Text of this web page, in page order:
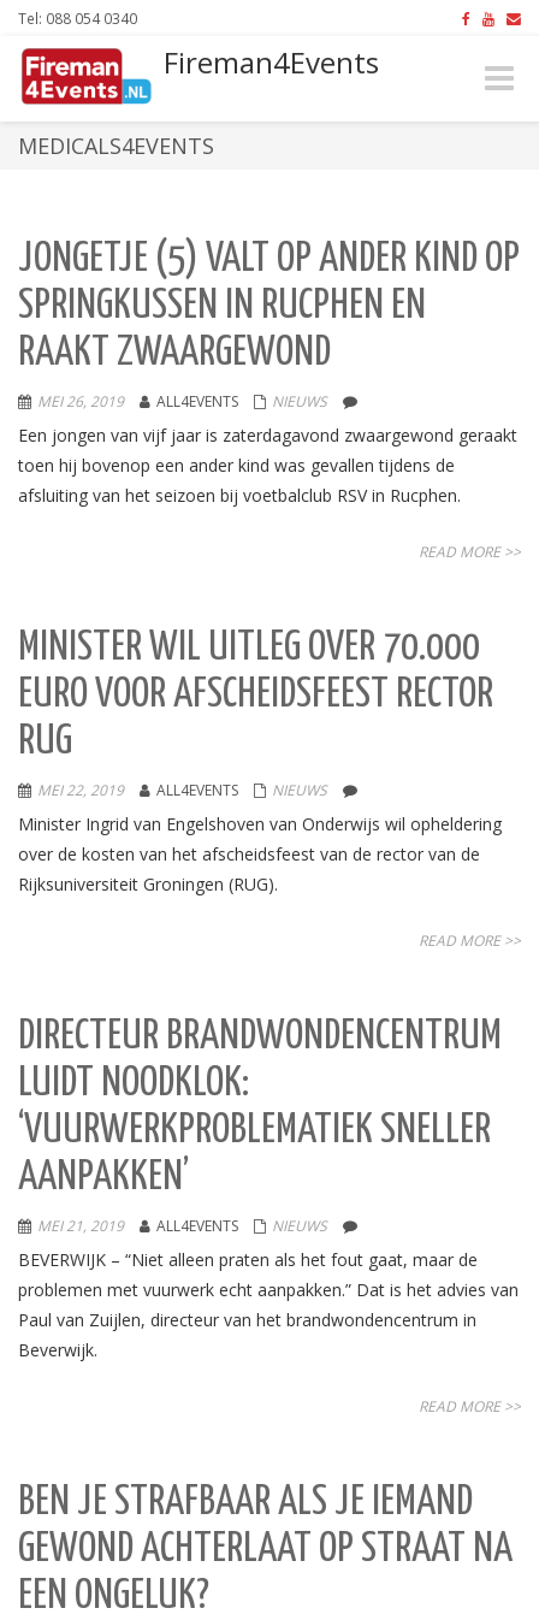
Tel: 088 054 0340
Fireman4Events
Toggle
MEDICALS4EVENTS
JONGETJE (5) VALT OP ANDER KIND OP
SPRINGKUSSEN IN RUCPHEN EN
RAAKT ZWAARGEWOND
MEI 26, 2019 ALL4EVENTS NIEUWS
Een jongen van vijf jaar is zaterdagavond zwaargewond geraakt
toen hij bovenop een ander kind was gevallen tijdens de
afsluiting van het seizoen bij voetbalclub RSV in Rucphen.
READ MORE >>
MINISTER WIL UITLEG OVER 70.000
EURO VOOR AFSCHEIDSFEEST RECTOR
RUG
MEI 22, 2019 ALL4EVENTS NIEUWS
Minister Ingrid van Engelshoven van Onderwijs wil opheldering
over de kosten van het afscheidsfeest van de rector van de
Rijksuniversiteit Groningen (RUG).
READ MORE >>
DIRECTEUR BRANDWONDENCENTRUM
LUIDT NOODKLOK:
‘VUURWERKPROBLEMATIEK SNELLER
AANPAKKEN’
MEI 21, 2019 ALL4EVENTS NIEUWS
BEVERWIJK – “Niet alleen praten als het fout gaat, maar de
problemen met vuurwerk echt aanpakken.” Dat is het advies van
Paul van Zuijlen, directeur van het brandwondencentrum in
Beverwijk.
READ MORE >>
BEN JE STRAFBAAR ALS JE IEMAND
GEWOND ACHTERLAAT OP STRAAT NA
EEN ONGELUK?